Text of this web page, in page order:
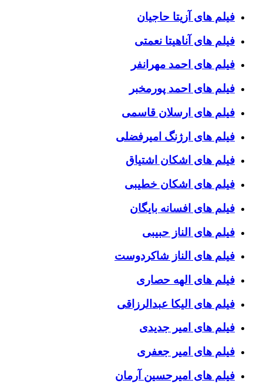
فیلم های آزیتا حاجیان
فیلم های آناهیتا نعمتی
فیلم های احمد مهرانفر
فیلم های احمد پورمخبر
فیلم های ارسلان قاسمی
فیلم های ارژنگ امیرفضلی
فیلم های اشکان اشتیاق
فیلم های اشکان خطیبی
فیلم های افسانه بایگان
فیلم های الناز حبیبی
فیلم های الناز شاکردوست
فیلم های الهه حصاری
فیلم های الیکا عبدالرزاقی
فیلم های امیر جدیدی
فیلم های امیر جعفری
فیلم های امیرحسین آرمان